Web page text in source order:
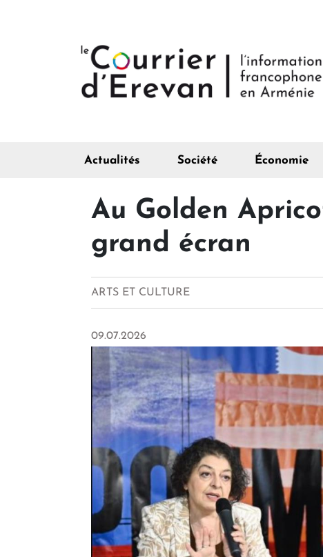
Actualités Société Économie
Au Golden
grand écran
ARTS ET CULTURE
09.07.2026